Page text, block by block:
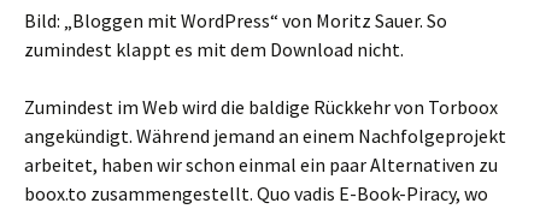
Bild: „Bloggen mit WordPress“ von Moritz Sauer. So
zumindest klappt es mit dem Download nicht.
Zumindest im Web wird die baldige Rückkehr von Torboox
angekündigt. Während jemand an einem Nachfolgeprojekt
arbeitet, haben wir schon einmal ein paar Alternativen zu
boox.to zusammengestellt. Quo vadis E-Book-Piracy, wo